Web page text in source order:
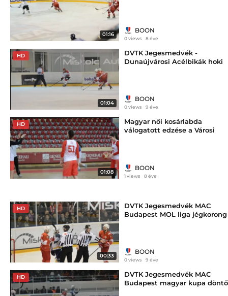
01:16
BOON
0 views 8 éve
HD
01:04
DVTK Jegesmedvék -
Dunaújvárosi Acélbikák hoki
BOON
0 views 9 éve
HD
01:08
Magyar női kosárlabda
válogatott edzése a Városi
BOON
1 views 8 éve
HD
00:33
DVTK Jegesmedvék MAC
Budapest MOL liga jégkorong
BOON
0 views 9 éve
HD
DVTK Jegesmedvék MAC
Budapest magyar kupa döntő